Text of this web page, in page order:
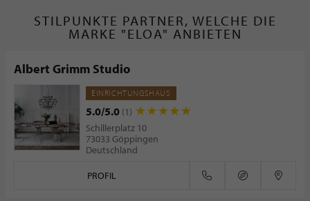
STILPUNKTE PARTNER, WELCHE DIE
MARKE "ELOA" ANBIETEN
Albert Grimm Studio
EINRICHTUNGSHAUS
5.0/5.0 (1)
Schillerplatz 10
73033 Göppingen
Deutschland
PROFIL